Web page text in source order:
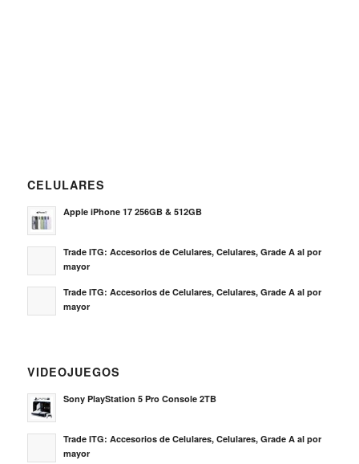
CELULARES
Apple iPhone 17 256GB & 512GB
Trade ITG: Accesorios de Celulares, Celulares, Grade A al por
mayor
Trade ITG: Accesorios de Celulares, Celulares, Grade A al por
mayor
VIDEOJUEGOS
Sony PlayStation 5 Pro Console 2TB
Trade ITG: Accesorios de Celulares, Celulares, Grade A al por
mayor